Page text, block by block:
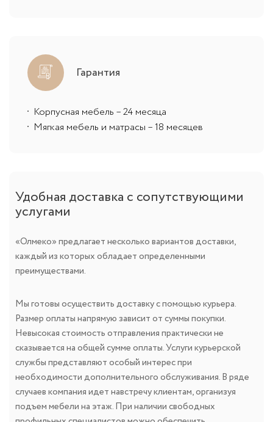
Гарантия
Корпусная мебель – 24 месяца
Мягкая мебель и матрасы – 18 месяцев
Удобная доставка с сопутствующими
услугами
«Олмеко» предлагает несколько вариантов доставки,
каждый из которых обладает определенными
преимуществами.
Мы готовы осуществить доставку с помощью курьера.
Размер оплаты напрямую зависит от суммы покупки.
Невысокая стоимость отправления практически не
сказывается на общей сумме оплаты. Услуги курьерской
службы представляют особый интерес при
необходимости дополнительного обслуживания. В ряде
случаев компания идет навстречу клиентам, организуя
подъем мебели на этаж. При наличии свободных